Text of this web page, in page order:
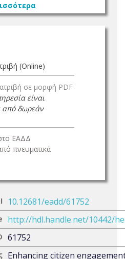
(Online)
σε μορφή PDF
είναι
από δωρεάν
ΕΑΔΔ
πνευματικά
10.12681/eadd/61752
http://hdl.handle.net/10442/
61752
Enhancing citizen